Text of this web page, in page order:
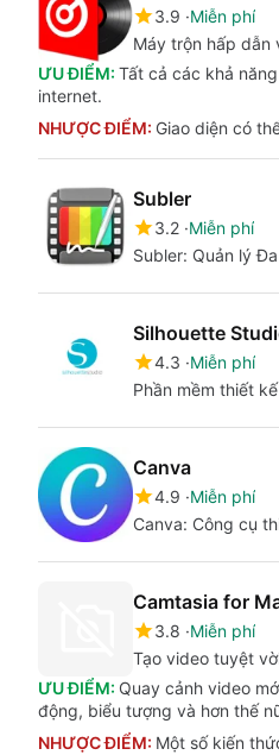
3.9 Miễn phí
Máy trộn hấp dẫn
ƯU ĐIỂM: Tất cả các khả
internet.
NHƯỢC ĐIỂM: Giao diện có
Subler
3.2 Miễn phí
Subler: Quản lý
Silhouette
4.3 Miễn phí
Phần mềm thiết
Canva
4.9 Miễn phí
Canva: Công cụ
Camtasia for
3.8 Miễn phí
Tạo video tuyệt
ƯU ĐIỂM: Quay cảnh video
động, biểu tượng và hơn thế
NHƯỢC ĐIỂM: Một số kiến